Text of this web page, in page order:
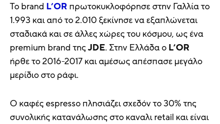
Το brand L’OR πρωτοκυκλοφόρησε στην Γαλλία το
1.993 και από το 2.010 ξεκίνησε να εξαπλώνεται
σταδιακά και σε άλλες χώρες του κόσμου, ως ένα
premium brand τηςJDE. Στην Ελλάδα ο L’OR
ήρθε το 2016-2017 και αμέσως απέσπασε μεγάλο
μερίδιο στο ράφι.
Ο καφές espresso πλησιάζει σχεδόν το 30% της
συνολικής κατανάλωσης στο καναλι retail και είναι